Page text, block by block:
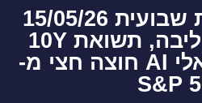
סקירה פיננסית שבועית 15/05/26
— אינפלציית ליבה, תשואת 10Y
מעל 4.50% וראלי AI חוצה חצי מ-
S&P